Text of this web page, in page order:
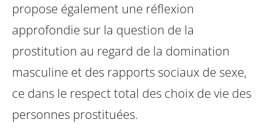
propose également une réflexion
approfondie sur la question de la
prostitution au regard de la domination
masculine et des rapports sociaux de sexe,
ce dans le respect total des choix de vie des
personnes prostituées.